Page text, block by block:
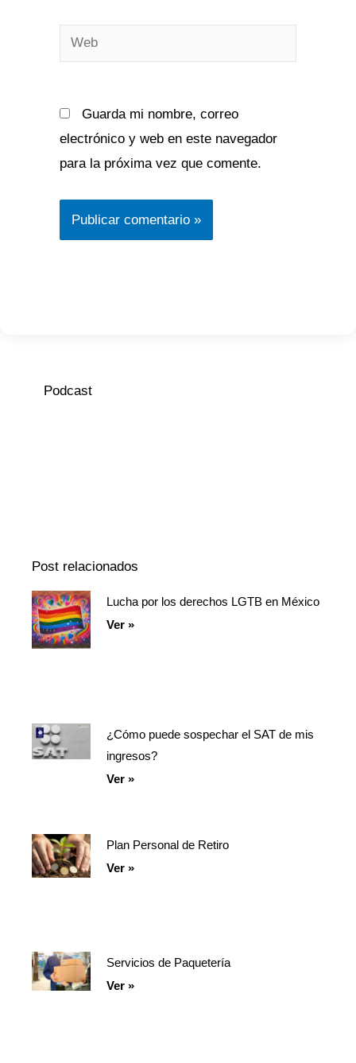
Web
Guarda mi nombre, correo
electrónico y web en este navegador
para la próxima vez que comente.
Podcast
Pódcast
Post relacionados
Lucha por los derechos LGTB en México
Ver »
¿Cómo puede sospechar el SAT de mis
ingresos?
Ver »
Plan Personal de Retiro
Ver »
Servicios de Paquetería
Ver »
PáginaPáginaPágina